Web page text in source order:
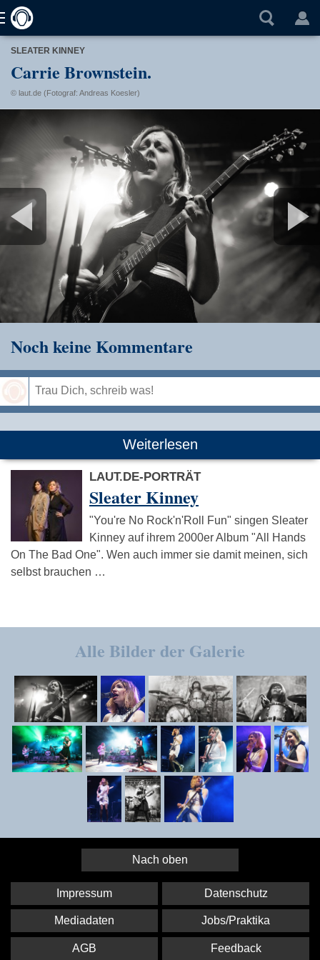
SLEATER KINNEY
Carrie Brownstein.
© laut.de (Fotograf: Andreas Koesler)
Noch keine Kommentare
Weiterlesen
LAUT.DE-PORTRÄT
Sleater Kinney
"You're No Rock'n'Roll Fun" singen Sleater
Kinney auf ihrem 2000er Album "All Hands
On The Bad One". Wen auch immer sie damit meinen, sich
selbst brauchen …
Alle Bilder der Galerie
Nach oben
Impressum Datenschutz
Mediadaten Jobs/Praktika
AGB Feedback